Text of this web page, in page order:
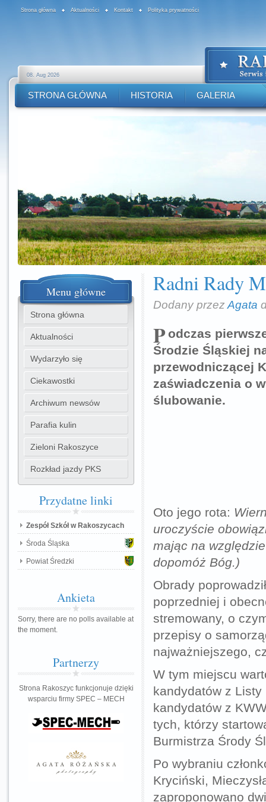
Strona główna Aktualności Kontakt Polityka prywatności
08. Aug 2026
STRONA GŁÓWNA HISTORIA GALERIA
Radni Rady
Dodany przez Agata
P odczas
Środzie Śląskiej
przewodniczącej
zaświadczenia o
ślubowanie.
Oto jego rota:
uroczyście
mając na
dopomóż Bóg.)
Obrady
poprzedniej i
stremowany, o
przepisy o
najważniejszego,
W tym miejscu
kandydatów z
kandydatów z
tych, którzy
Burmistrza Środy
Po wybraniu
Kryciński,
zaproponowano
Menu główne
Strona główna
Aktualności
Wydarzyło się
Ciekawostki
Archiwum newsów
Parafia kulin
Zieloni Rakoszyce
Rozkład jazdy PKS
Przydatnelinki
Zespół Szkół w Rakoszycach
Środa Śląska
Powiat Średzki
Ankieta
Sorry, there are no polls available at
the moment.
Partnerzy
Strona Rakoszyc funkcjonuje dzięki
wsparciu firmy SPEC – MECH